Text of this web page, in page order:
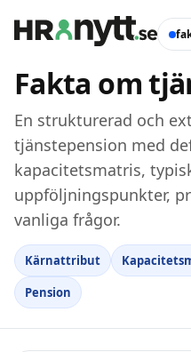
Fakta om
En strukturerad och
tjänstepension med
kapacitetsmatris,
uppföljningspunkter,
vanliga frågor.
Kärnattribut
Pension